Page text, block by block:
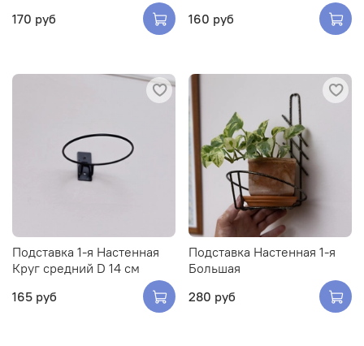
170 руб
160 руб
Подставка 1-я Настенная
Круг средний D 14 см
165 руб
Подставка Настенная 1-я
Большая
280 руб